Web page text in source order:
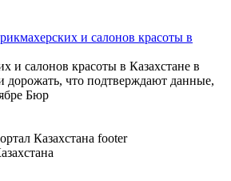
и салонов красоты в
и салонов красоты в Казахстане в
дорожать, что подтверждают данные,
Бюр